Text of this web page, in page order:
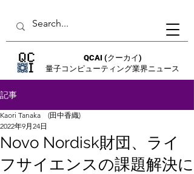
QCAI (クーカイ)
量子コンピューティング業界ニュース
記事
Novo Nordisk財団、ライ
フサイエンスの課題解決に
Kaori Tanaka (田中香織)
2022年9月24日